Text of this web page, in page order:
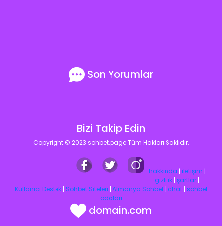
Son Yorumlar
Bizi Takip Edin
Copyright © 2023 sohbet.page Tüm Hakları Saklıdır.
hakkında | iletişim |
gizlilik | şartlar |
Kullanıcı Destek| Sohbet Siteleri | Almanya Sohbet| chat| sohbet
odaları
domain.com